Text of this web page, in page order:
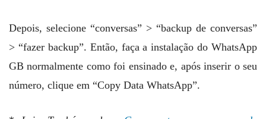
Depois, selecione “conversas” > “backup de conversas”
> “fazer backup”. Então, faça a instalação do WhatsApp
GB normalmente como foi ensinado e, após inserir o seu
número, clique em “Copy Data WhatsApp”.